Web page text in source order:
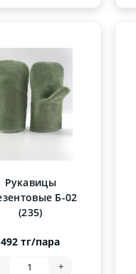
Рукавицы
Б-02
(235)
492 тг/пара
+